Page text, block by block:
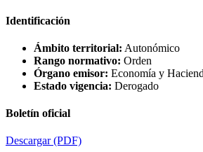
Identificación
Ámbito territorial: Autonómico
Rango normativo: Orden
Órgano emisor: Economía y
Estado vigencia: Derogado
Boletín oficial
Descargar(PDF)